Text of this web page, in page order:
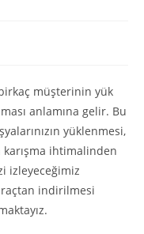
birkaç müşterinin yük
anlamına gelir. Bu
yüklenmesi,
karışma ihtimalinden
izleyeceğimiz
indirilmesi